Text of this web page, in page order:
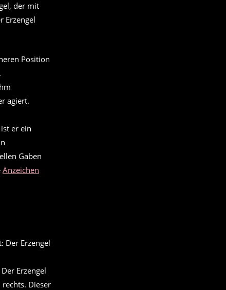
der mit
Erzengel
Position
agiert.
er ein
Gaben
Anzeichen
Erzengel
Dieser